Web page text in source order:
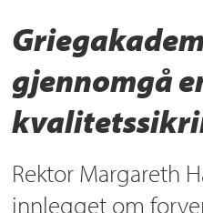
gjennomgå
Rektor Margareth
innlegget om